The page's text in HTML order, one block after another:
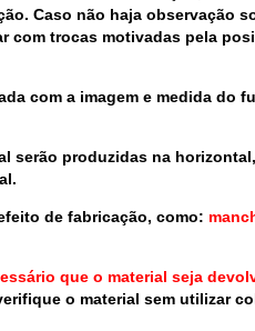
Caso não haja observação
com trocas motivadas pela
com a imagem e medida do
serão produzidas na
de fabricação, como:
que o material seja
o material sem utilizar